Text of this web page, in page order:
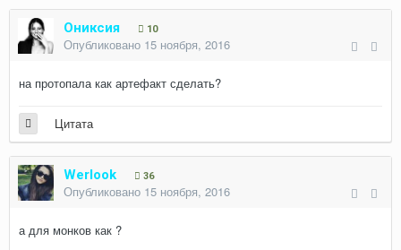
Ониксия 10
Опубликовано 15 ноября, 2016
на протопала как артефакт сделать?
Цитата
Werlook 36
Опубликовано 15 ноября, 2016
а для монков как ?